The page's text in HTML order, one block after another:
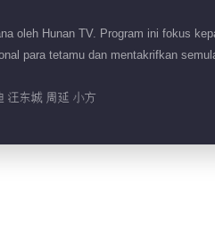
oleh Hunan TV. Program ini fokus
para tetamu dan mentakrifkan
汪东城 周延 小方